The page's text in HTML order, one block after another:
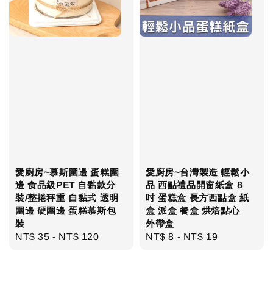
愛廚房~慕斯圍邊 蛋糕圍
邊 食品級PET 自黏款分
裝/整捲秤重 自黏式 透明
圍邊 硬圍邊 蛋糕慕斯包
裝
Regular
NT$ 35 - NT$ 120
愛廚房~台灣製造 輕鬆小
品 西點禮品開窗紙盒 8
吋 蛋糕盒 長方西點盒 紙
盒 派盒 餐盒 烘焙點心
外帶盒
Regular
NT$ 8 - NT$ 19